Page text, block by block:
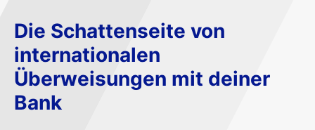
Die Schattenseite von
internationalen
Überweisungen mit deiner
Bank